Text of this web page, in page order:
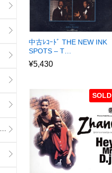
中古ﾚｺｰﾄﾞ THE NEW INK
SPOTS – T…
¥5,430
SOLD